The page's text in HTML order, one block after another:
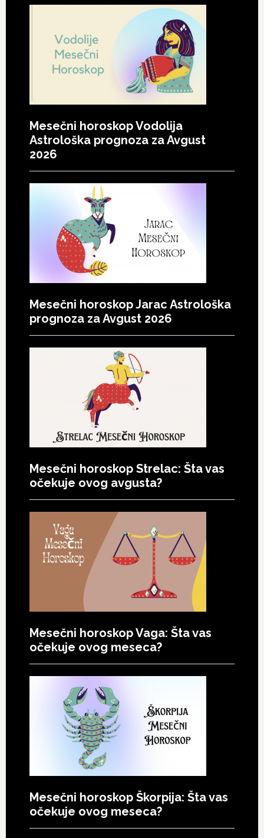
Mesečni horoskop Vodolija
Astrološka prognoza za Avgust
2026
Mesečni horoskop Jarac Astrološka
prognoza za Avgust 2026
Mesečni horoskop Strelac: Šta vas
očekuje ovog avgusta?
Mesečni horoskop Vaga: Šta vas
očekuje ovog meseca?
Mesečni horoskop Škorpija: Šta vas
očekuje ovog meseca?